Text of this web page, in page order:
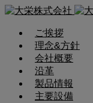
ご挨拶
理念&方針
会社概要
沿革
製品情報
主要設備